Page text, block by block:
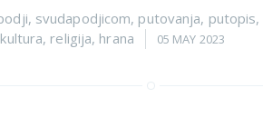
, svudapodjicom, putovanja, putopis,
kultura, religija, hrana 05 MAY 2023